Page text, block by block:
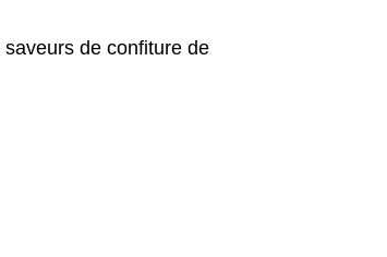
de confiture de